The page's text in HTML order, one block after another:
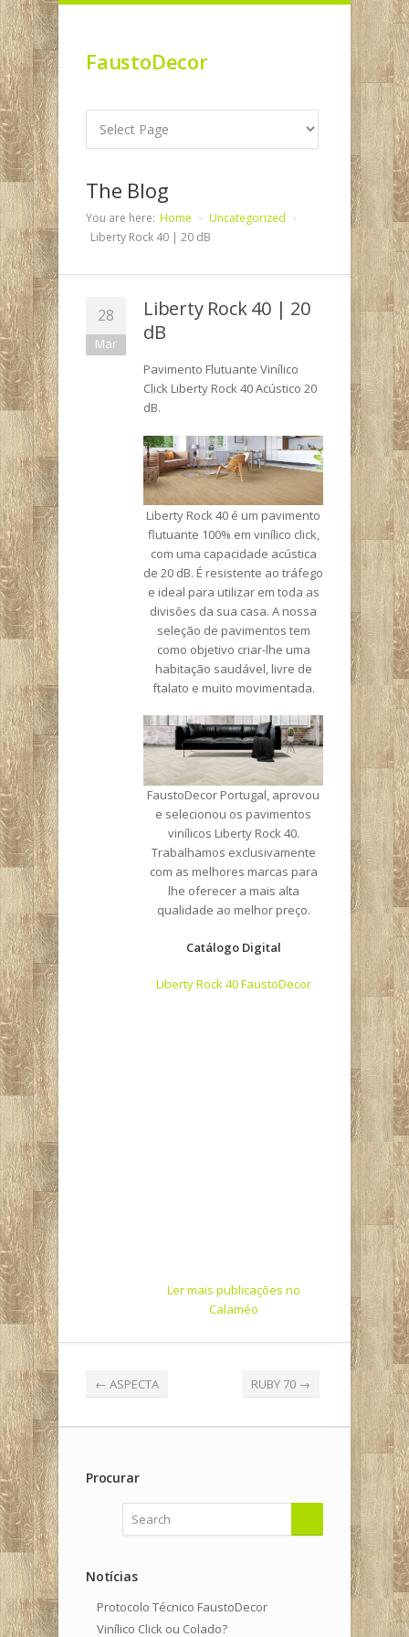
FaustoDecor
The Blog
You are here: Home
Uncategorized
Liberty Rock 40 | 20 dB
28
Mar
Liberty Rock 40 | 20
dB
Pavimento Flutuante Vinílico
Click Liberty Rock 40 Acústico 20
dB.
Liberty Rock 40 é um pavimento
flutuante 100% em vinílico click,
com uma capacidade acústica
de 20 dB. É resistente ao tráfego
e ideal para utilizar em toda as
divisões da sua casa. A nossa
seleção de pavimentos tem
como objetivo criar-lhe uma
habitação saudável, livre de
ftalato e muito movimentada.
FaustoDecor Portugal, aprovou
e selecionou os pavimentos
vinílicos Liberty Rock 40.
Trabalhamos exclusivamente
com as melhores marcas para
lhe oferecer a mais alta
qualidade ao melhor preço.
Catálogo Digital
Liberty Rock 40 FaustoDecor
Ler mais publicações no
Calaméo
← ASPECTA RUBY 70 →
Procurar
Notícias
Protocolo Técnico FaustoDecor
Vinílico Click ou Colado?